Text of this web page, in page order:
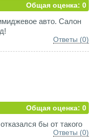
Общая оценка: 0
авто. Салон
Ответы (0)
Общая оценка: 0
бы от такого
Ответы (0)